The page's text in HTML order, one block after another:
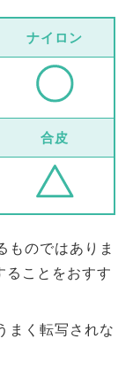
ナイロン
合皮
ものではありま
ることをおすす
まく転写されな